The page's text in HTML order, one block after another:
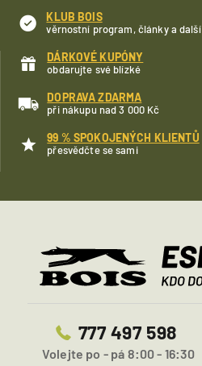
KLUB BOIS
věrnostní program, články a další
DÁRKOVÉ KUPÓNY
obdarujte své blízké
DOPRAVA ZDARMA
při nákupu nad 3 000 Kč
99 % SPOKOJENÝCH KLIENTŮ
přesvědčte se sami
777 497 598
Volejte po - pá 8:00 - 16:30